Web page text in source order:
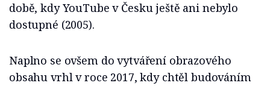
době, kdy YouTube v Česku ještě ani nebylo
dostupné (2005).
Naplno se ovšem do vytváření obrazového
obsahu vrhl v roce 2017, kdy chtěl budováním